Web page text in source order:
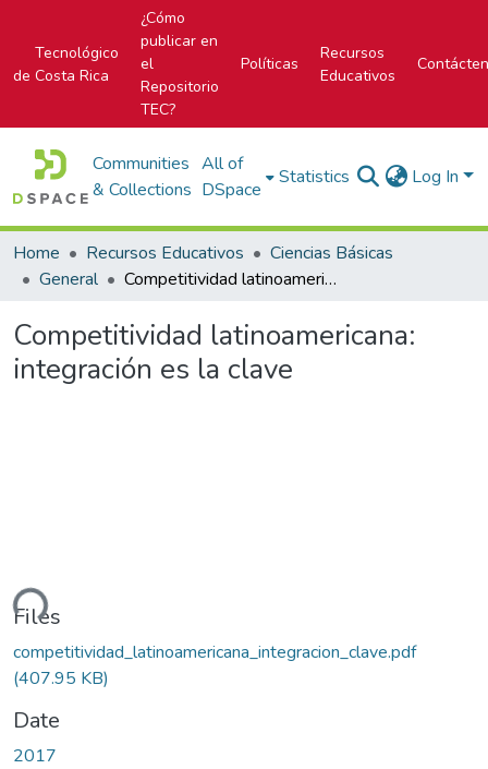
Tecnológico
de Costa Rica
¿Cómo
publicar en
el
Repositorio
TEC?
Políticas
Recursos
Educativos
Communities
& Collections
All of
DSpace
Statistics Log In
Home Recursos Educativos
Ciencias Básicas
General
Competitividad latinoamericana: integración es la clave
Competitividad latinoamericana:
integración es la clave
Files
competitividad_latinoamericana_integracion_clave.pdf
(407.95 KB)
Date
2017